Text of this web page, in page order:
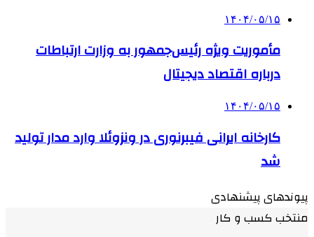
۱۴۰۴/۰۵/۱۵
مأموریت ویژه رئیس‌جمهور به وزارت ارتباطات
درباره اقتصاد دیجیتال
۱۴۰۴/۰۵/۱۵
کارخانه ایرانی فیبرنوری در ونزوئلا وارد مدار تولید
شد
پیوندهای پیشنهادی
منتخب کسب و کار